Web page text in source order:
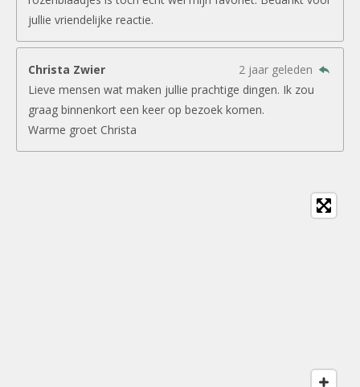
jullie vriendelijke reactie.
Christa Zwier
2 jaar geleden
Lieve mensen wat maken jullie prachtige dingen. Ik zou
graag binnenkort een keer op bezoek komen.
Warme groet Christa